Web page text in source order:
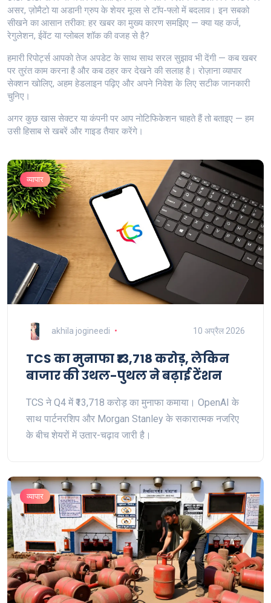
असर, ज़ोमैटो या अडानी ग्रुप के शेयर मूव्स से टॉप-फ्लो में बदलाव। इन सबको
सीखने का आसान तरीका: हर खबर का मुख्य कारण समझिए — क्या यह कर्ज,
रेगुलेशन, ईवेंट या ग्लोबल शॉक की वजह से है?
हमारी रिपोर्ट्स आपको तेज अपडेट के साथ साथ सरल सुझाव भी देंगी — कब खबर
पर तुरंत काम करना है और कब ठहर कर देखने की सलाह है। रोज़ाना व्यापार
सेक्शन खोलिए, अहम हेडलाइन पढ़िए और अपने निवेश के लिए सटीक जानकारी
चुनिए।
अगर कुछ खास सेक्टर या कंपनी पर आप नोटिफिकेशन चाहते हैं तो बताइए — हम
उसी हिसाब से खबरें और गाइड तैयार करेंगे।
व्यापार
akhila jogineedi 10 अप्रैल 2026
TCS का मुनाफा ₹13,718 करोड़, लेकिन
बाजार की उथल-पुथल ने बढ़ाई टेंशन
TCS ने Q4 में ₹13,718 करोड़ का मुनाफा कमाया। OpenAI के
साथ पार्टनरशिप और Morgan Stanley के सकारात्मक नजरिए
के बीच शेयरों में उतार-चढ़ाव जारी है।
व्यापार